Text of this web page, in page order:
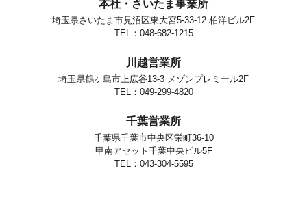
本社・さいたま事業所
埼玉県さいたま市見沼区東大宮5-33-12 柏洋ビル2F
TEL：048-682-1215
川越営業所
埼玉県鶴ヶ島市上広谷13-3 メゾンプレミール2F
TEL：049-299-4820
千葉営業所
千葉県千葉市中央区栄町36-10
甲南アセット千葉中央ビル5F
TEL：043-304-5595